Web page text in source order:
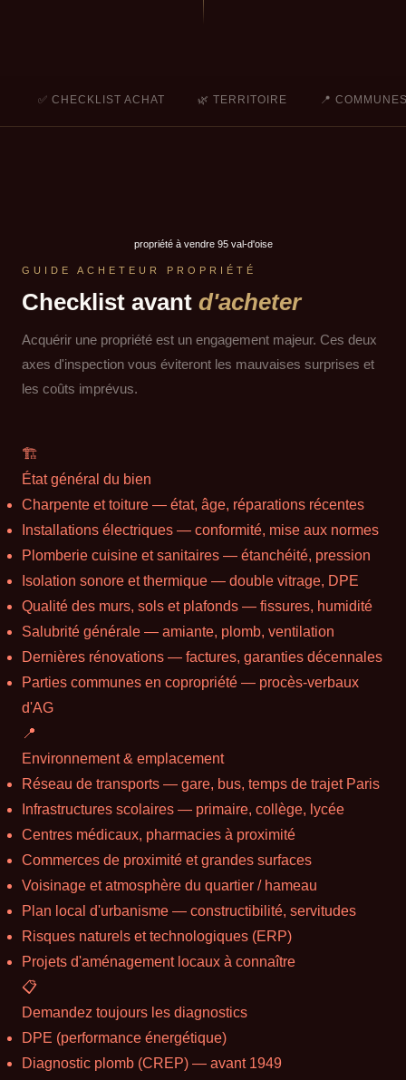
✅ CHECKLIST ACHAT 🌿 TERRITOIRE 📍
propriété à vendre 95 val-d'oise
GUIDE ACHETEUR PROPRIÉTÉ
Checklist avant d'acheter
Acquérir une propriété est un engagement majeur. Ces deux
axes d'inspection vous éviteront les mauvaises surprises et
les coûts imprévus.
🏗
État général du bien
Charpente et toiture — état, âge, réparations récentes
Installations électriques — conformité, mise aux normes
Plomberie cuisine et sanitaires — étanchéité, pression
Isolation sonore et thermique — double vitrage, DPE
Qualité des murs, sols et plafonds — fissures, humidité
Salubrité générale — amiante, plomb, ventilation
Dernières rénovations — factures, garanties décennales
Parties communes en copropriété — procès-verbaux
d'AG
📍
Environnement & emplacement
Réseau de transports — gare, bus, temps de trajet Paris
Infrastructures scolaires — primaire, collège, lycée
Centres médicaux, pharmacies à proximité
Commerces de proximité et grandes surfaces
Voisinage et atmosphère du quartier / hameau
Plan local d'urbanisme — constructibilité, servitudes
Risques naturels et technologiques (ERP)
Projets d'aménagement locaux à connaître
📋
Demandez toujours les diagnostics
DPE (performance énergétique)
Diagnostic plomb (CREP) — avant 1949